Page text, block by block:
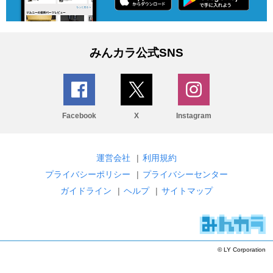
みんカラ公式SNS
Facebook X Instagram
運営会社 | 利用規約
プライバシーポリシー
| プライバシーセンター
ガイドライン
| ヘルプ | サイトマップ
© LY Corporation